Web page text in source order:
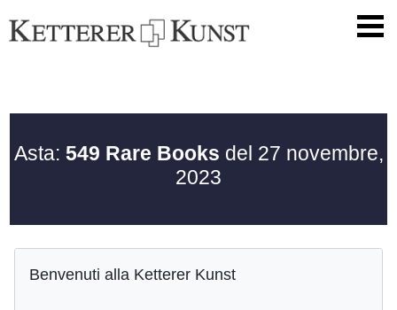
Asta: 549 Rare Books del 27 novembre,
2023
Benvenuti alla Ketterer Kunst